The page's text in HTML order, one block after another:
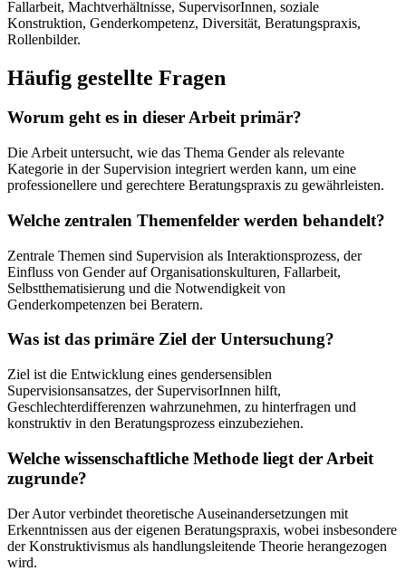
Fallarbeit, Machtverhältnisse, SupervisorInnen, soziale
Konstruktion, Genderkompetenz, Diversität, Beratungspraxis,
Rollenbilder.
Häufig gestellte Fragen
Worum geht es in dieser Arbeit primär?
Die Arbeit untersucht, wie das Thema Gender als relevante
Kategorie in der Supervision integriert werden kann, um eine
professionellere und gerechtere Beratungspraxis zu gewährleisten.
Welche zentralen Themenfelder werden behandelt?
Zentrale Themen sind Supervision als Interaktionsprozess, der
Einfluss von Gender auf Organisationskulturen, Fallarbeit,
Selbstthematisierung und die Notwendigkeit von
Genderkompetenzen bei Beratern.
Was ist das primäre Ziel der Untersuchung?
Ziel ist die Entwicklung eines gendersensiblen
Supervisionsansatzes, der SupervisorInnen hilft,
Geschlechterdifferenzen wahrzunehmen, zu hinterfragen und
konstruktiv in den Beratungsprozess einzubeziehen.
Welche wissenschaftliche Methode liegt der Arbeit
zugrunde?
Der Autor verbindet theoretische Auseinandersetzungen mit
Erkenntnissen aus der eigenen Beratungspraxis, wobei insbesondere
der Konstruktivismus als handlungsleitende Theorie herangezogen
wird.